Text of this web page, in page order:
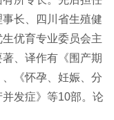
长、四川省生殖健
优育专业委员会主
、译作有《围产期
《怀孕、妊娠、分
发症》等10部。论